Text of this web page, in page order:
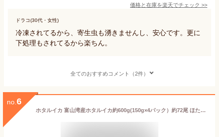
価格と在庫を楽天でチェック >>
ドラコ(30代・女性)
冷凍されてるから、寄生虫も湧きませんし、安心です。更に
下処理もされてるから楽ちん。
全てのおすすめコメント（2件）
no. 6
ホタルイカ 富山湾産ホタルイカ約600g(150g×4パック）約72尾 ほたるいか 金沢まいもん寿司厳選 おつまみ 晩酌に最適 イカ 生食可 お刺身 刺身【金沢まいもん寿司】